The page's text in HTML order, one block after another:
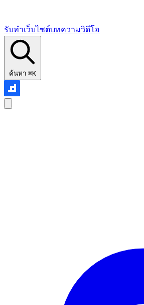
รับทำเว็บไซต์บทความวิดีโอ
ค้นหา ⌘K